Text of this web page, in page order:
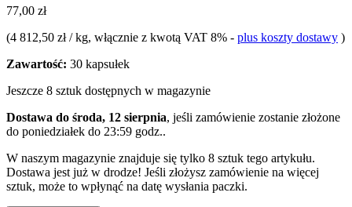
77,00 zł
(4 812,50 zł / kg, włącznie z kwotą VAT 8% - plus koszty dostawy )
Zawartość: 30 kapsułek
Jeszcze 8 sztuk dostępnych w magazynie
Dostawa do środa, 12 sierpnia, jeśli zamówienie zostanie złożone
do poniedziałek do 23:59 godz..
W naszym magazynie znajduje się tylko 8 sztuk tego artykułu.
Dostawa jest już w drodze! Jeśli złożysz zamówienie na więcej
sztuk, może to wpłynąć na datę wysłania paczki.